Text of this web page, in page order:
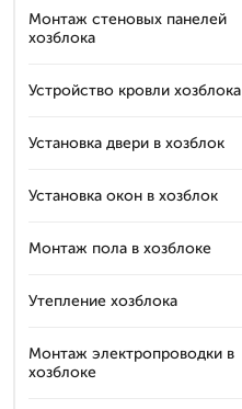
Монтаж стеновых панелей
хозблока
Устройство кровли хозблока
Установка двери в хозблок
Установка окон в хозблок
Монтаж пола в хозблоке
Утепление хозблока
Монтаж электропроводки в
хозблоке